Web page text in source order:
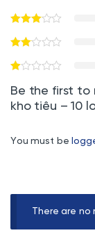
Be the first to
kho tiêu – 10
You must be
There are no